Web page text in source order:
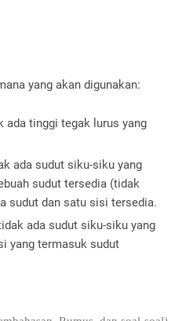
yang akan digunakan:
ada tinggi tegak lurus yang
ada sudut siku-siku yang
sudut tersedia (tidak
sudut dan satu sisi tersedia.
ada sudut siku-siku yang
yang termasuk sudut